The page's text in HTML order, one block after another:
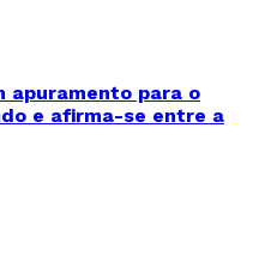
apuramento para o
e afirma-se entre a